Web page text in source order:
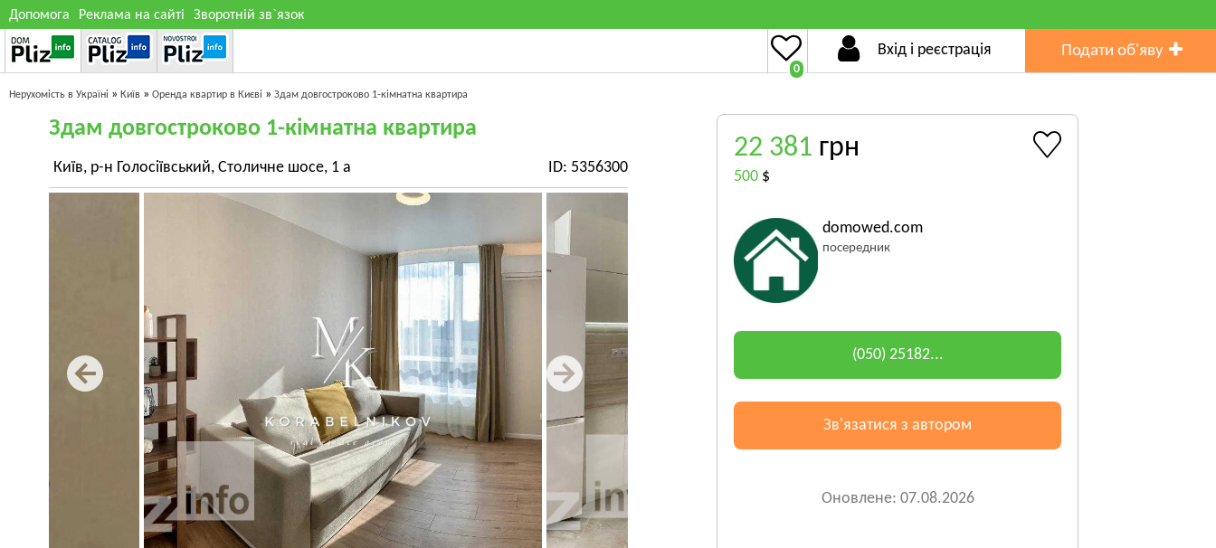
Допомога Реклама на сайті Зворотній зв`язок
0
Вхід і реєстрація Подати об'яву
Нерухомість в Україні » Київ » Оренда квартир в Києві » Здам довгостроково 1-кімнатна квартира
Здам довгостроково 1-кімнатна квартира
Київ, р-н Голосіївський, Столичне шосе, 1 а ID: 5356300
22 381 грн
500 $
domowed.com
посередник
(050) 25182...
Зв'язатися з автором
Оновлене: 07.08.2026